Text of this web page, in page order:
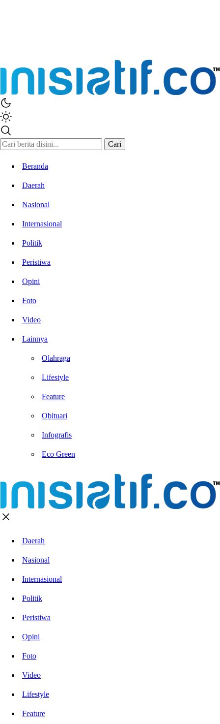
Cari
Beranda
Daerah
Nasional
Internasional
Politik
Peristiwa
Opini
Foto
Video
Lainnya
Olahraga
Lifestyle
Feature
Obituari
Infografis
Eco Green
Daerah
Nasional
Internasional
Politik
Peristiwa
Opini
Foto
Video
Lifestyle
Feature